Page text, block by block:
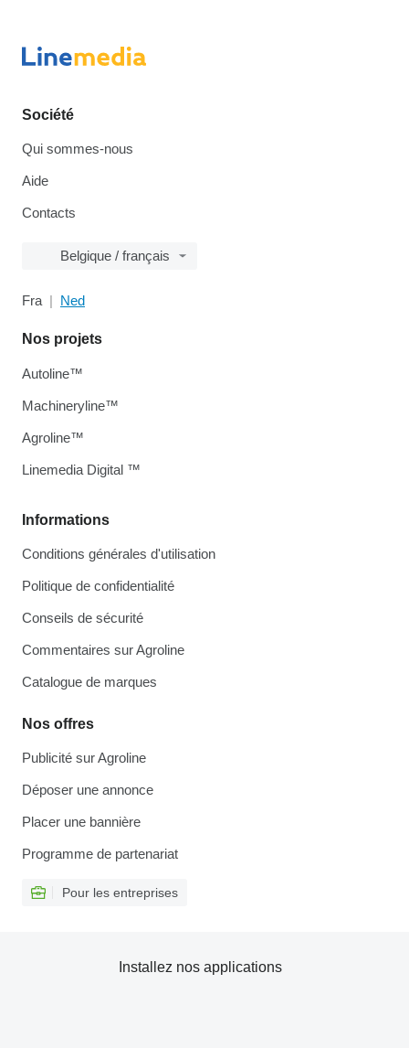
Société
Qui sommes-nous
Aide
Contacts
Belgique / français
Fra Ned
Informations
Conditions générales d'utilisation
Politique de confidentialité
Conseils de sécurité
Commentaires sur Agroline
Catalogue de marques
Nos offres
Publicité sur Agroline
Déposer une annonce
Placer une bannière
Programme de partenariat
Pour les entreprises
Nos projets
Autoline™
Machineryline™
Agroline™
Linemedia Digital ™
Installez nos applications